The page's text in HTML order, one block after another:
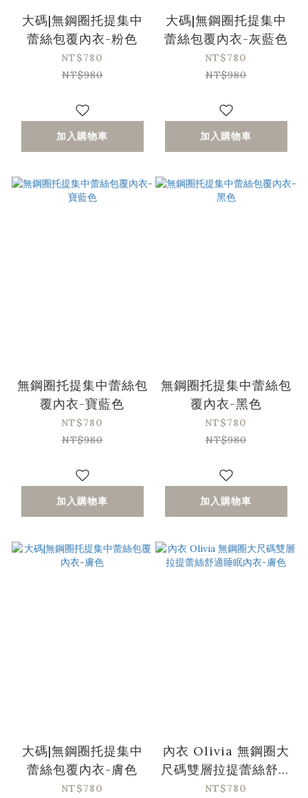
大碼|無鋼圈托提集中
蕾絲包覆內衣-粉色
NT$780
NT$980
加入購物車
大碼|無鋼圈托提集中
蕾絲包覆內衣-灰藍色
NT$780
NT$980
加入購物車
無鋼圈托提集中蕾絲包
覆內衣-寶藍色
NT$780
NT$980
加入購物車
無鋼圈托提集中蕾絲包
覆內衣-黑色
NT$780
NT$980
加入購物車
大碼|無鋼圈托提集中
蕾絲包覆內衣-膚色
NT$780
內衣 Olivia 無鋼圈大
尺碼雙層拉提蕾絲舒適
睡眠內衣-膚色
NT$780